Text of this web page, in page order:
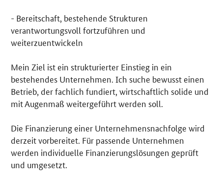
- Bereitschaft, bestehende Strukturen
verantwortungsvoll fortzuführen und
weiterzuentwickeln
Mein Ziel ist ein strukturierter Einstieg in ein
bestehendes Unternehmen. Ich suche bewusst einen
Betrieb, der fachlich fundiert, wirtschaftlich solide und
mit Augenmaß weitergeführt werden soll.
Die Finanzierung einer Unternehmensnachfolge wird
derzeit vorbereitet. Für passende Unternehmen
werden individuelle Finanzierungslösungen geprüft
und umgesetzt.